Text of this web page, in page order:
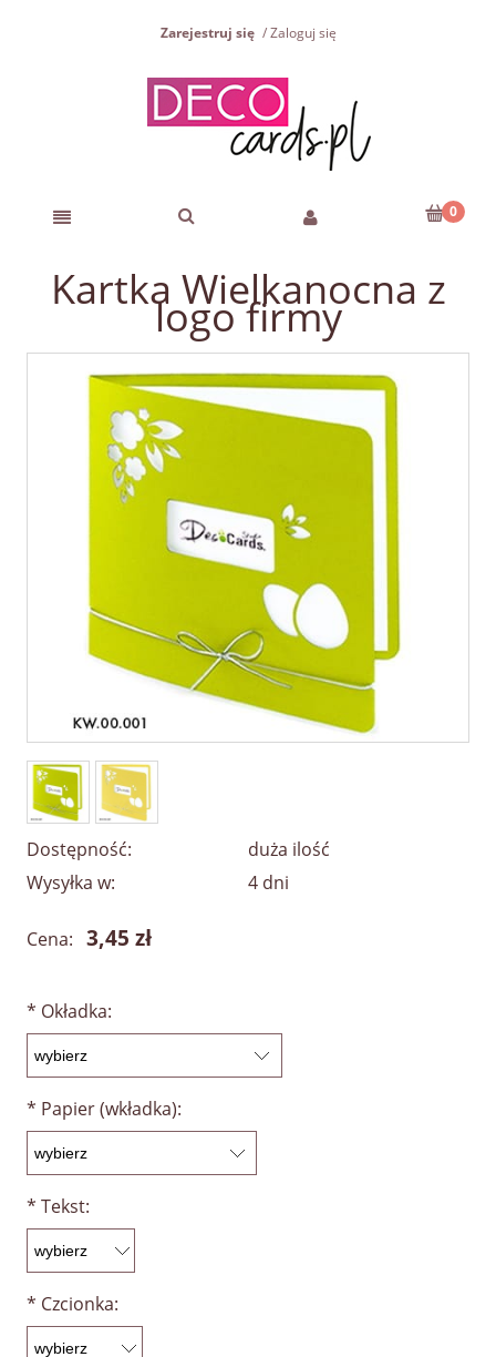
Zarejestruj się Zaloguj się
Kartka Wielkanocna z
logo firmy
Dostępność:
duża ilość
Wysyłka w:
4 dni
Cena: 3,45 zł
* Okładka:
* Papier (wkładka):
* Tekst:
* Czcionka: